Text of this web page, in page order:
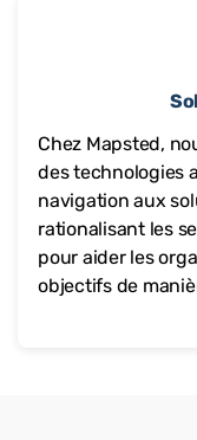
Chez Mapsted,
des technologies
navigation aux
rationalisant les
pour aider les
objectifs de